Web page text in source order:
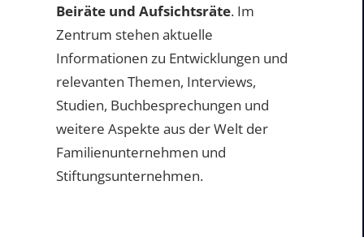
Beiräte und Aufsichtsräte. Im
Zentrum stehen aktuelle
Informationen zu Entwicklungen und
relevanten Themen, Interviews,
Studien, Buchbesprechungen und
weitere Aspekte aus der Welt der
Familienunternehmen und
Stiftungsunternehmen.